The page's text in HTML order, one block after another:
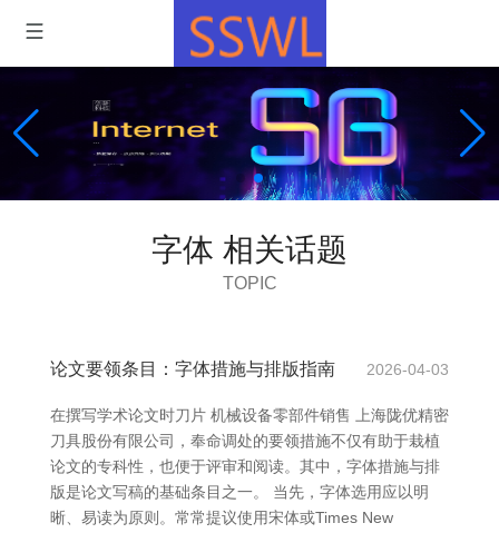
字体 相关话题
TOPIC
论文要领条目：字体措施与排版指南 2026-04-03
在撰写学术论文时刀片 机械设备零部件销售 上海陇优精密
刀具股份有限公司，奉命调处的要领措施不仅有助于栽植
论文的专科性，也便于评审和阅读。其中，字体措施与排
版是论文写稿的基础条目之一。 当先，字体选用应以明
晰、易读为原则。常常提议使用宋体或Times New